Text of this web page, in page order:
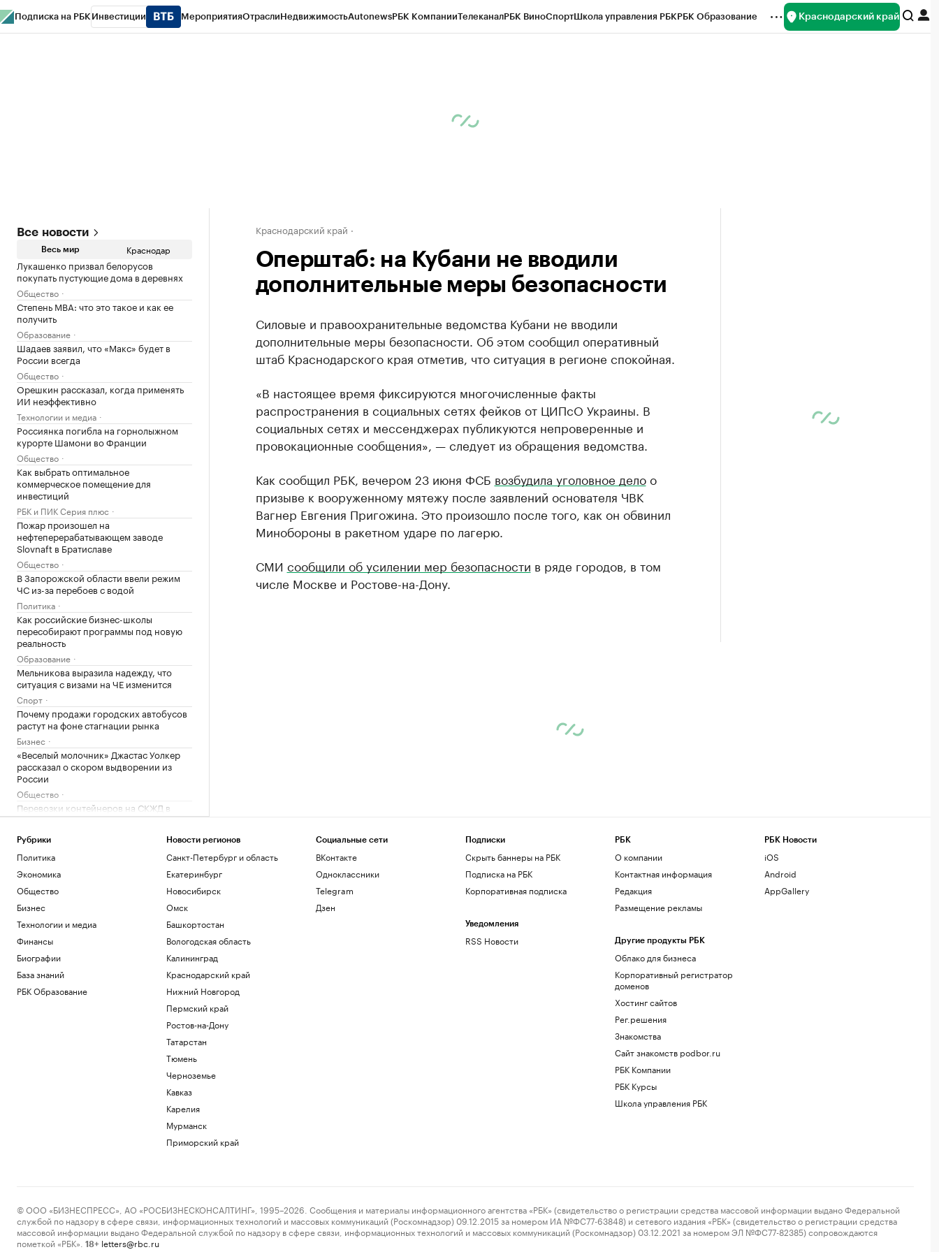
Подписка на РБК Инвестиции МероприятияОтраслиНедвижимостьAutonewsРБК КомпанииТелеканалРБК ВиноСпортШкола управления РБКРБК Образование Краснодарский край
Все новости
Весь мир Краснодар
Лукашенко призвал белорусов
покупать пустующие дома в деревнях
Общество
Степень MBA: что это такое и как ее
получить
Образование
Шадаев заявил, что «Макс» будет в
России всегда
Общество
Орешкин рассказал, когда применять
ИИ неэффективно
Технологии и медиа
Россиянка погибла на горнолыжном
курорте Шамони во Франции
Общество
Как выбрать оптимальное
коммерческое помещение для
инвестиций
РБК и ПИК Серия плюс
Пожар произошел на
нефтеперерабатывающем заводе
Slovnaft в Братиславе
Общество
В Запорожской области ввели режим
ЧС из-за перебоев с водой
Политика
Как российские бизнес-школы
пересобирают программы под новую
реальность
Образование
Мельникова выразила надежду, что
ситуация с визами на ЧЕ изменится
Спорт
Почему продажи городских автобусов
растут на фоне стагнации рынка
Бизнес
«Веселый молочник» Джастас Уолкер
рассказал о скором выдворении из
России
Общество
Перевозки контейнеров на СКЖД в
июле выросли почти на 7%
Краснодарский край
начали реставрацию облицовки
путевых стен
Общество
Что такое Executive MBA и зачем
получать эту степень
Образование
Патрушев посетил флагман ВМС
Бразилии «Атлантико» в порту Рио-де-
Жанейро
Федерацию футбола Южной Кореи
обвинили в оплате интимных услуг для
Reuters сообщил о поставках топлива
Энди Джасси против бюрократии. Как
новый CEO устроил перестройку в
Загрузить еще
Краснодарский край
Оперштаб: на Кубани не вводили
дополнительные меры безопасности
Силовые и правоохранительные ведомства Кубани не вводили
дополнительные меры безопасности. Об этом сообщил оперативный
штаб Краснодарского края отметив, что ситуация в регионе спокойная.
«В настоящее время фиксируются многочисленные факты
распространения в социальных сетях фейков от ЦИПсО Украины. В
социальных сетях и мессенджерах публикуются непроверенные и
провокационные сообщения», — следует из обращения ведомства.
Как сообщил РБК, вечером 23 июня ФСБ возбудила уголовное делоо
призыве к вооруженному мятежу после заявлений основателя ЧВК
Вагнер Евгения Пригожина. Это произошло после того, как он обвинил
Минобороны в ракетном ударе по лагерю.
СМИ сообщили об усилении мер безопасности в ряде городов, в том
числе Москве и Ростове-на-Дону.
Рубрики
Политика
Экономика
Общество
Бизнес
Технологии и медиа
Финансы
Биографии
База знаний
РБК Образование
Новости регионов
Санкт-Петербург и область
Екатеринбург
Новосибирск
Омск
Башкортостан
Вологодская область
Калининград
Краснодарский край
Нижний Новгород
Пермский край
Ростов-на-Дону
Татарстан
Тюмень
Черноземье
Кавказ
Карелия
Мурманск
Приморский край
Социальные сети
ВКонтакте
Одноклассники
Telegram
Дзен
Подписки
Скрыть баннеры на РБК
Подписка на РБК
Корпоративная подписка
Уведомления
RSS Новости
РБК
О компании
Контактная информация
Редакция
Размещение рекламы
Другие продукты РБК
Облако для бизнеса
Корпоративный регистратор
доменов
Хостинг сайтов
Рег.решения
Знакомства
Сайт знакомств podbor.ru
РБК Компании
РБК Курсы
Школа управления РБК
РБК Новости
iOS
Android
AppGallery
© ООО «БИЗНЕСПРЕСС», АО «РОСБИЗНЕСКОНСАЛТИНГ», 1995–2026. Сообщения и материалы информационного агентства «РБК» (свидетельство о регистрации средства массовой информации выдано Федеральной
службой по надзору в сфере связи, информационных технологий и массовых коммуникаций (Роскомнадзор) 09.12.2015 за номером ИА №ФС77-63848) и сетевого издания «РБК» (свидетельство о регистрации средства
массовой информации выдано Федеральной службой по надзору в сфере связи, информационных технологий и массовых коммуникаций (Роскомнадзор) 03.12.2021 за номером ЭЛ №ФС77-82385) сопровождаются
пометкой «РБК».
18+ letters@rbc.ru